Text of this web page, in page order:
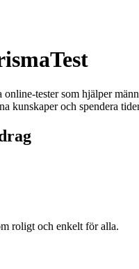
tester som hjälper
kunskaper och spendera
roligt och enkelt för alla.